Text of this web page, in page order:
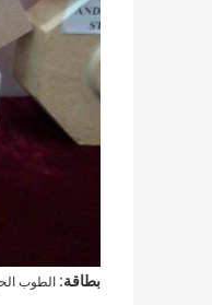
بطاقة: الطوب